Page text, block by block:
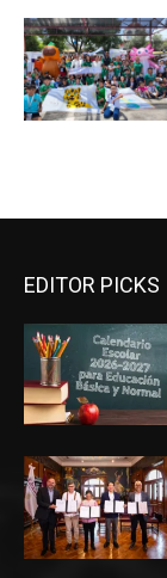
EDITOR PICKS